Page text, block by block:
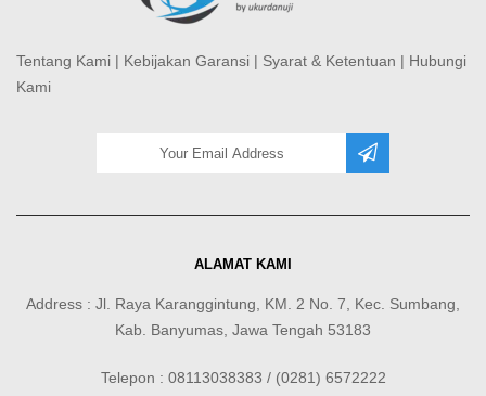
Tentang Kami | Kebijakan Garansi | Syarat & Ketentuan | Hubungi
Kami
ALAMAT KAMI
Address : Jl. Raya Karanggintung, KM. 2 No. 7, Kec. Sumbang,
Kab. Banyumas, Jawa Tengah 53183
Telepon : 08113038383 / (0281) 6572222